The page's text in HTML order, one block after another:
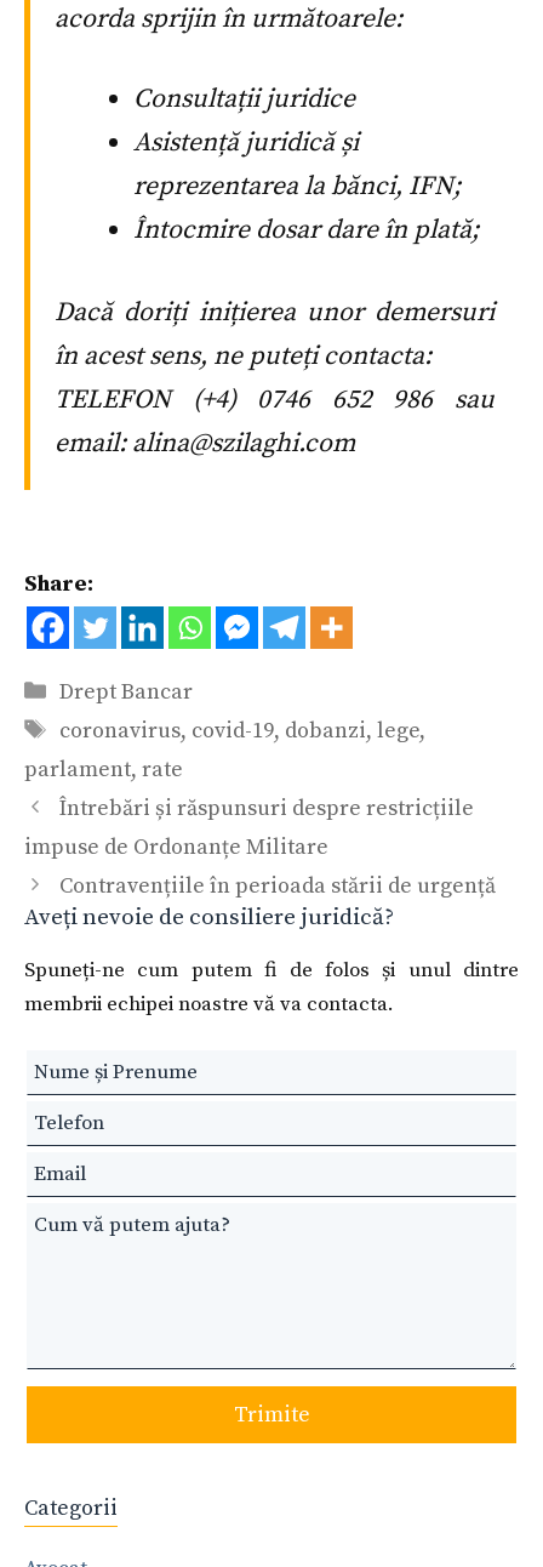
acorda sprijin în următoarele:
Consultații juridice
Asistență juridică și
reprezentarea la bănci, IFN;
Întocmire dosar dare în plată;
Dacă doriți inițierea unor demersuri
în acest sens, ne puteți contacta:
TELEFON (+4) 0746 652 986 sau
email: alina@szilaghi.com
Share:
Categorii
Drept Bancar
Etichete
coronavirus, covid-19, dobanzi, lege,
parlament, rate
Întrebări și răspunsuri despre restricțiile
impuse de Ordonanțe Militare
Contravențiile în perioada stării de urgență
Aveți nevoie de consiliere juridică?
Spuneți-ne cum putem fi de folos și unul dintre
membrii echipei noastre vă va contacta.
Leave
this
field
blank
Trimite
Categorii